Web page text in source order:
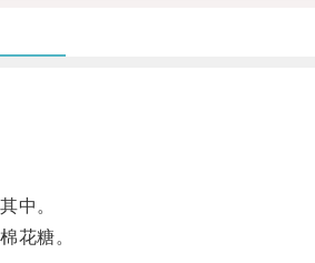
中。
花糖。